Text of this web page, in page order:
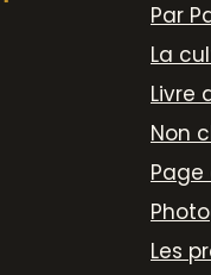
Par
La
Livre
Non
Les